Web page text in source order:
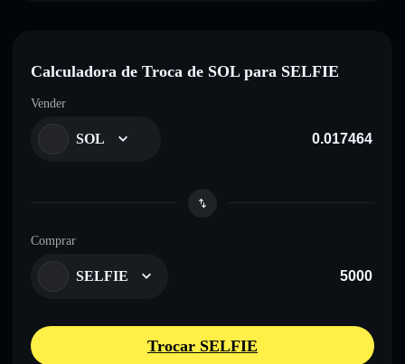
Calculadora de Troca de SOL para SELFIE
Vender
SOL
Comprar
SELFIE
Trocar SELFIE